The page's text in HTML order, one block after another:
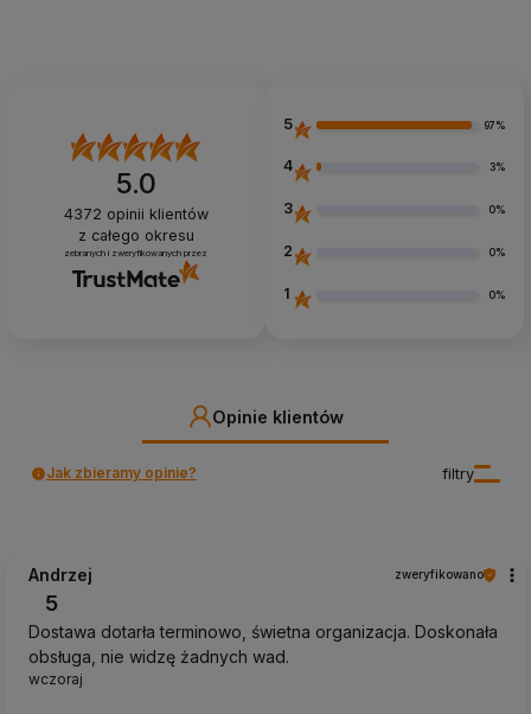
5.0
4372 opinii klientów
z całego okresu
zebranych i zweryfikowanych przez
5 97%
4 3%
3 0%
2 0%
1 0%
Opinie klientów
filtry
Jak zbieramy opinie?
Andrzej zweryfikowano
5
Dostawa dotarła terminowo, świetna organizacja. Doskonała
obsługa, nie widzę żadnych wad.
wczoraj